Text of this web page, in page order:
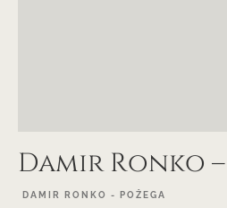
Damir Ronko
DAMIR RONKO - POŽEGA